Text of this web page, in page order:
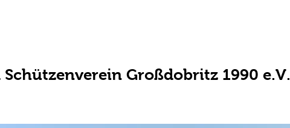
Großdobritz 1990 e.V.